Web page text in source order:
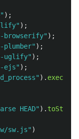
" );
" );
browserify" );
plumber" );
uglify" );
ejs" );
" ). execSync
HEAD" ). toString
sw.js" )